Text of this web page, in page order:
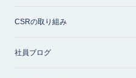
CSRの取り組み
社員ブログ